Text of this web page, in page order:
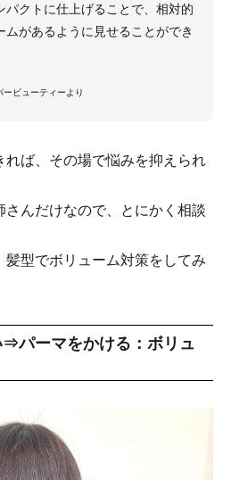
パクトに仕上げることで、相対的
ムがあるように見せることができ
ービューティーより
れば、その場で悩みを抑えられ
さんだけなので、とにかく相談
髪型でボリューム対策をしてみ
パーマをかける：ボリュ